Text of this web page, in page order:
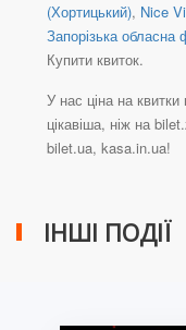
(Хортицький), Nice
Запорізька обласна
Купити квиток.
У нас ціна на
цікавіша, ніж на
bilet.ua, kasa.in.ua!
ІНШІ ПОДІЇ